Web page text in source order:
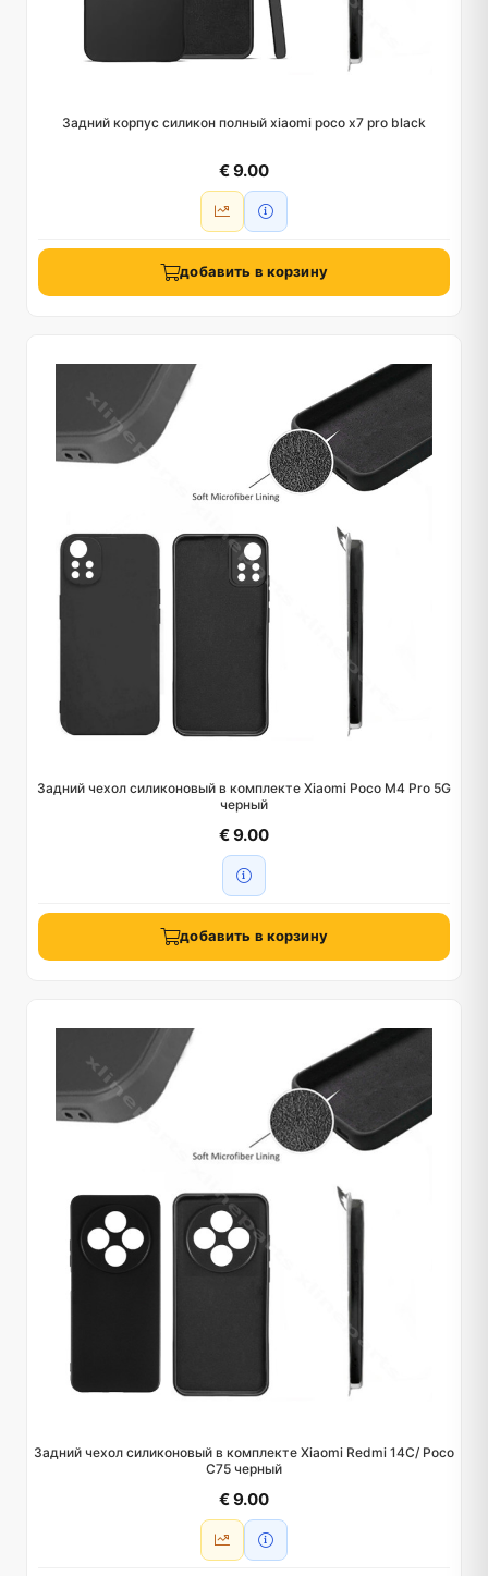
Задний корпус силикон полный xiaomi poco x7 pro black
€ 9.00
добавить в корзину
Задний чехол силиконовый в комплекте Xiaomi Poco M4 Pro 5G
черный
€ 9.00
добавить в корзину
Задний чехол силиконовый в комплекте Xiaomi Redmi 14C/ Poco
C75 черный
€ 9.00